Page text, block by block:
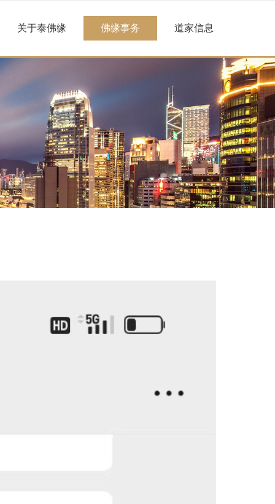
关于泰佛缘 佛缘事务 道家信息